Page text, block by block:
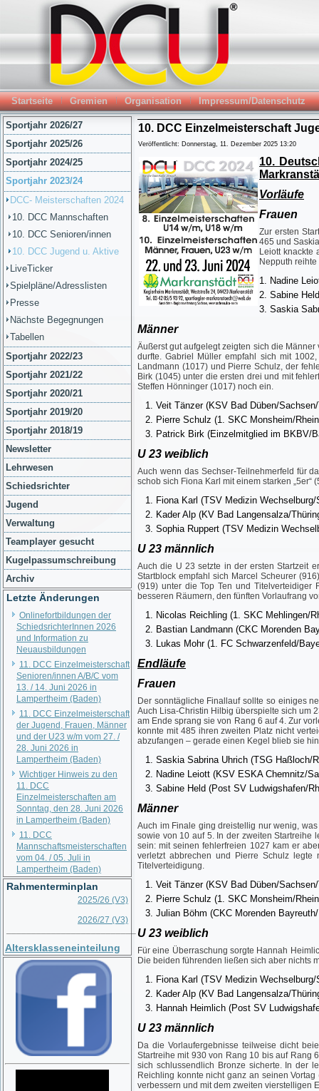
Startseite Gremien Organisation Impressum/Datenschutz
Sportjahr 2026/27
Sportjahr 2025/26
Sportjahr 2024/25
Sportjahr 2023/24
DCC- Meisterschaften 2024
10. DCC Mannschaften
10. DCC Senioren/innen
10. DCC Jugend u. Aktive
LiveTicker
Spielpläne/Adresslisten
Presse
Nächste Begegnungen
Tabellen
Sportjahr 2022/23
Sportjahr 2021/22
Sportjahr 2020/21
Sportjahr 2019/20
Sportjahr 2018/19
Newsletter
Lehrwesen
Schiedsrichter
Jugend
Verwaltung
Teamplayer gesucht
Kugelpassumschreibung
Archiv
Letzte Änderungen
Onlinefortbildungen der
SchiedsrichterInnen 2026
und Information zu
Neuausbildungen
11. DCC Einzelmeisterschaft
Senioren/innen A/B/C vom
13. / 14. Juni 2026 in
Lampertheim (Baden)
11. DCC Einzelmeisterschaft
der Jugend, Frauen, Männer
und der U23 w/m vom 27. /
28. Juni 2026 in
Lampertheim (Baden)
Wichtiger Hinweis zu den
11. DCC
Einzelmeisterschaften am
Sonntag, den 28. Juni 2026
in Lampertheim (Baden)
11. DCC
Mannschaftsmeisterschaften
vom 04. / 05. Juli in
Lampertheim (Baden)
Rahmenterminplan
2025/26 (V3)
2026/27 (V3)
Altersklasseneinteilung
10. DCC Einzelmeisterschaft
Veröffentlicht: Donnerstag, 11. Dezember 2025 13:20
10.
Vorläufe
Frauen
Zur ersten
465 und
Leiott knackte
Nepputh
Nadine
Sabine
Saskia
Männer
Äußerst gut aufgelegt zeigten sich die
durfte. Gabriel Müller empfahl sich mit
Landmann (1017) und Pierre Schulz, der
Birk (1045) unter die ersten drei und mit
Steffen Hönninger (1017) noch ein.
Veit Tänzer (KSV Bad Düben/
Pierre Schulz (1. SKC Monsheim/
Patrick Birk (Einzelmitglied im BKBV/
U 23 weiblich
Auch wenn das Sechser-Teilnehmerfeld für
schob sich Fiona Karl mit einem starken
Fiona Karl (TSV Medizin
Kader Alp (KV Bad Langensalza/
Sophia Ruppert (TSV Medizin
U 23 männlich
Auch die U 23 setzte in der ersten Startzeit
Startblock empfahl sich Marcel Scheurer
(919) unter die Top Ten und Titelverteidiger
besseren Räumern, den fünften Vorlaufrang
Nicolas Reichling (1. SKC Mehlingen/
Bastian Landmann (CKC Morenden
Lukas Mohr (1. FC Schwarzenfeld/
Endläufe
Frauen
Der sonntägliche Finallauf sollte so einiges
Auch Lisa-Christin Hilbig überspielte sich um
am Ende sprang sie von Rang 6 auf 4. Zur
konnte mit 485 ihren zweiten Platz nicht
abzufangen – gerade einen Kegel blieb sie
Saskia Sabrina Uhrich (TSG Haßloch/
Nadine Leiott (KSV ESKA Chemnitz/
Sabine Held (Post SV Ludwigshafen/
Männer
Auch im Finale ging dreistellig nur wenig,
sowie von 10 auf 5. In der zweiten Startreihe
sein: mit seinen fehlerfreien 1027 kam er
verletzt abbrechen und Pierre Schulz
Titelverteidigung.
Veit Tänzer (KSV Bad Düben/
Pierre Schulz (1. SKC Monsheim/
Julian Böhm (CKC Morenden
U 23 weiblich
Für eine Überraschung sorgte Hannah
Die beiden führenden ließen sich aber nichts
Fiona Karl (TSV Medizin
Kader Alp (KV Bad Langensalza/
Hannah Heimlich (Post SV
U 23 männlich
Da die Vorlaufergebnisse teilweise dicht
Startreihe mit 930 von Rang 10 bis auf Rang
sich schlussendlich Bronze sicherte. In der
Reichling konnte nicht ganz an seinen
verbessern und mit dem zweiten vierstelligen